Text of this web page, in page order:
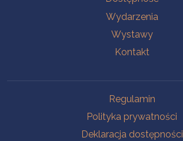
Wydarzenia
Wystawy
Kontakt
Regulamin
Polityka prywatności
Deklaracja dostępności